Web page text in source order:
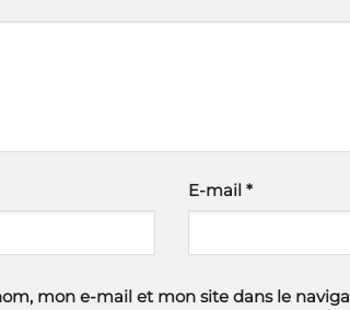
E-mail *
mon e-mail et mon site dans le